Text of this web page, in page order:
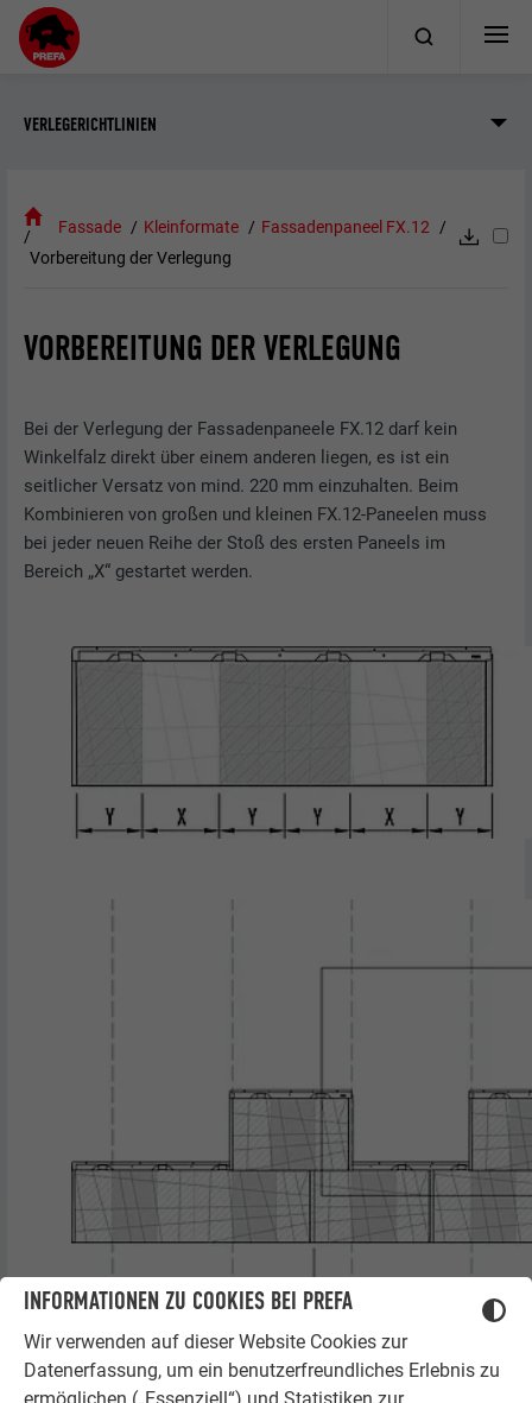
INFORMATIONEN ZU COOKIES BEI PREFA
Wir verwenden auf dieser Website Cookies zur
Datenerfassung, um ein benutzerfreundliches Erlebnis zu
VERLEGERICHTLINIEN
Fassade Kleinformate
Fassadenpaneel FX.12
Vorbereitung der Verlegung
VORBEREITUNG DER VERLEGUNG
Bei der Verlegung der Fassadenpaneele FX.12 darf kein
Winkelfalz direkt über einem anderen liegen, es ist ein
seitlicher Versatz von mind. 220 mm einzuhalten. Beim
Kombinieren von großen und kleinen FX.12-Paneelen muss
bei jeder neuen Reihe der Stoß des ersten Paneels im
Bereich „X“ gestartet werden.